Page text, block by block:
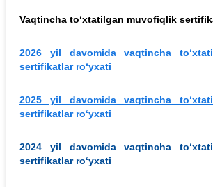
Vaqtincha to‘xtatilgan muvofiqlik
​2026 yil davomida vaqtincha
sertifikatlar ro‘yxati
2025 yil davomida vaqtincha
sertifikatlar ro‘yxati
​2024 yil davomida vaqtincha
sertifikatlar ro‘yxati